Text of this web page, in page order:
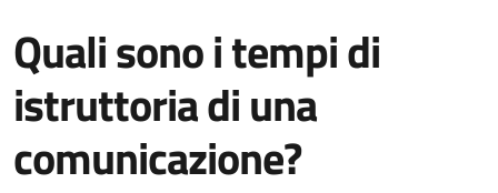
Quali sono i tempi di
istruttoria di una
comunicazione?